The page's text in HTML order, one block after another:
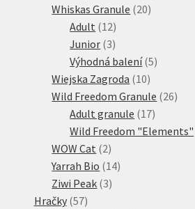
produktů
Whiskas Granule 2020
Adult 1212
produktů
Junior 33
produkty
Výhodná balení 55
Wiejska Zagroda 1010
produktů
Wild Freedom Granule 2626
Adult granule 1717
produktů
Wild Freedom "Elements"
WOW Cat 22
produkty
Yarrah Bio 1414
Ziwi Peak 33
Hračky 5757